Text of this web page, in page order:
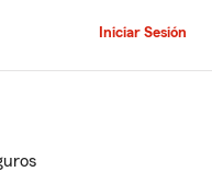
Iniciar Sesión